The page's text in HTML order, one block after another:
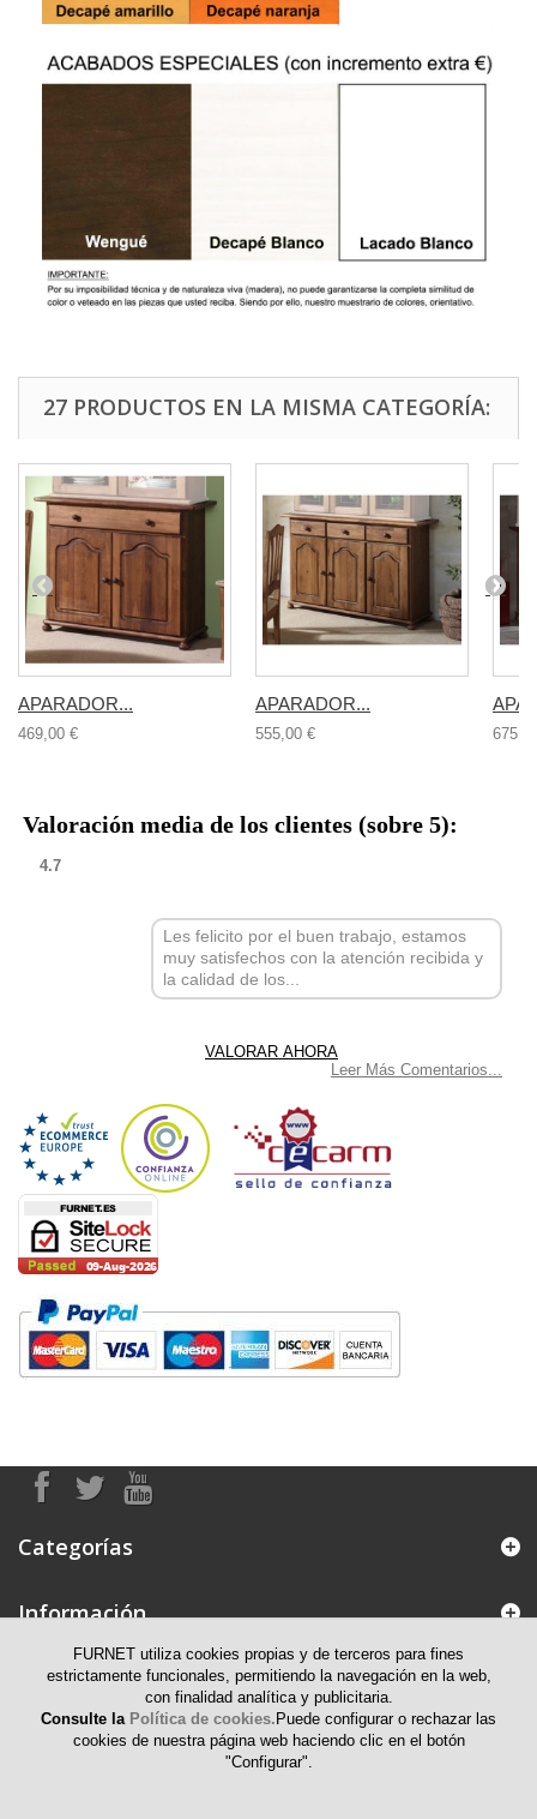
27 PRODUCTOS EN LA MISMA CATEGORÍA:
APARADOR...
469,00 €
APARADOR...
555,00 €
Valoración media de los clientes (sobre 5):
4.7
Les felicito por el buen trabajo, estamos
muy satisfechos con la atención recibida y
la calidad de los...
Leer Más Comentarios...
Categorías
Información
Mi cuenta
Información de contacto
FURNET utiliza cookies propias y de terceros para fines
estrictamente funcionales, permitiendo la navegación en la web,
con finalidad analítica y publicitaria.
Consulte la Política de cookies. Puede configurar o rechazar las
cookies de nuestra página web haciendo clic en el botón
"Configurar".